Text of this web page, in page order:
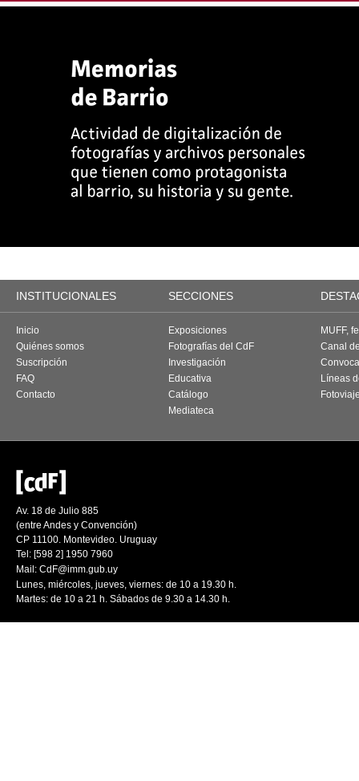
INSTITUCIONALES SECCIONES
Inicio
Quiénes somos
Suscripción
FAQ
Contacto
Exposiciones
Fotografías del CdF
Investigación
Educativa
Catálogo
Mediateca
MUFF,
Canal
Líneas
Av. 18 de Julio 885
(entre Andes y Convención)
CP 11100. Montevideo. Uruguay
Tel: [598 2] 1950 7960
Mail: CdF@imm.gub.uy
Lunes, miércoles, jueves, viernes: de 10 a 19.30 h.
Martes: de 10 a 21 h. Sábados de 9.30 a 14.30 h.